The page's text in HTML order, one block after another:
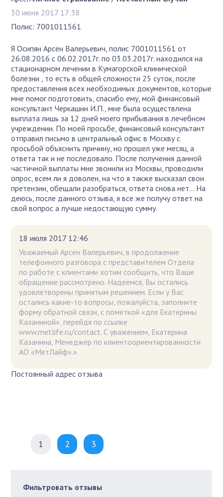
30 июня 2017 17:38
Полис: 7001011561
Я Осипян Арсен Валерьевич, полис 7001011561 от
26.08.2016 с 06.02.2017г. по 03.03.2017г. находился на
стационарном лечении в Кумагорской клинической
болезни , то есть в общей сложности 25 суток, после
предоставления всех необходимых документов, которые
мне помог подготовить, спасибо ему, мой финансовый
консультант Черкашин И.П., мне была осуществлена
выплата лишь за 12 дней моего прибывания в лечебном
учреждении. По моей просьбе, финансовый консультант
отправил письмо в центральный офис в Москву с
просьбой объяснить причину, но прошел уже месяц, а
ответа так и не последовало. После получения данной
частичной выплаты мне звонили из Москвы, проводили
опрос, всем ли я доволен, на что я также высказал свои
претензии, обещали разобраться, ответа снова нет... На
деюсь, после данного отзыва, я все же получу ответ на
свой вопрос а лучше недостающую сумму.
18 июля 2017 12:46
Уважаемый Арсен Валерьевич, в продолжение
телефонного разговора с представителем Отдела
по работе с клиентами хотим сообщить, что Ваше
обращение рассмотрено. Надеемся, Вы остались
удовлетворены принятым решением. Если у Вас
остались какие-то вопросы, пожалуйста, заполните
форму обратной связи, с пометкой «для Екатерины
Казаниной», перейдя по ссылке
www.metlife.ru/contact. С уважением, Екатерина
Казанина, Менеджер по клиентоориентированности
АО «МетЛайф».»
Постоянный адрес отзыва
1 2 3
Фильтровать отзывы